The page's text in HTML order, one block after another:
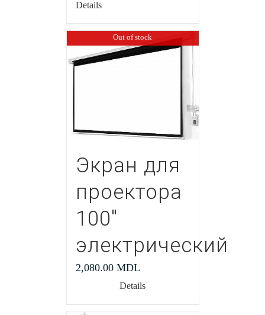
Details
Out of stock
Экран для
проектора
100″
электрический
2,080.00 MDL
Details